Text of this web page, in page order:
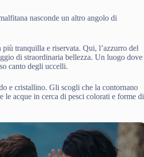
nasconde un altro angolo di
più tranquilla e riservata. Qui, l’azzurro del
di straordinaria bellezza. Un luogo dove
canto degli uccelli.
e cristallino. Gli scogli che la contornano
le acque in cerca di pesci colorati e forme di